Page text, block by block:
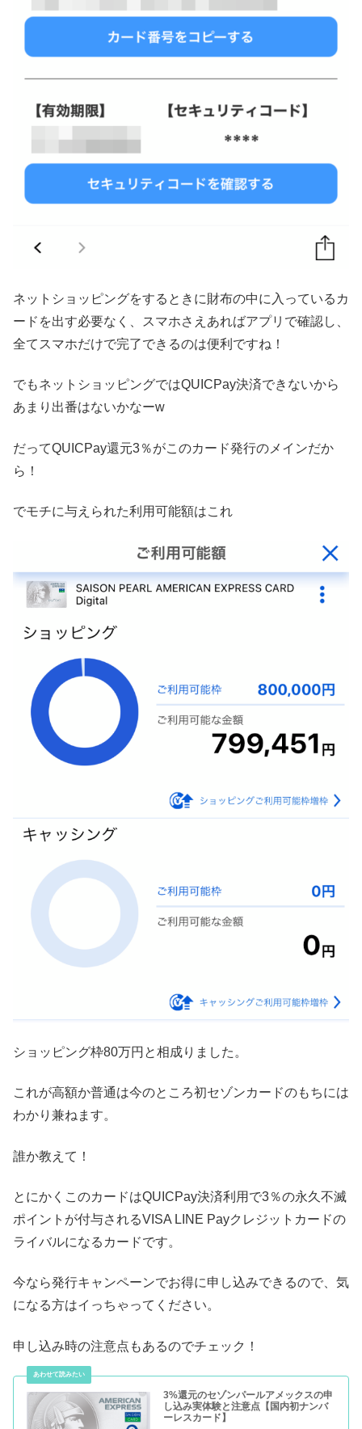
ネットショッピングをするときに財布の中に入っているカ
ードを出す必要なく、スマホさえあればアプリで確認し、
全てスマホだけで完了できるのは便利ですね！
でもネットショッピングではQUICPay決済できないから
あまり出番はないかなーw
だってQUICPay還元3％がこのカード発行のメインだか
ら！
でモチに与えられた利用可能額はこれ
ショッピング枠80万円と相成りました。
これが高額か普通は今のところ初セゾンカードのもちには
わかり兼ねます。
誰か教えて！
とにかくこのカードはQUICPay決済利用で3％の永久不滅
ポイントが付与されるVISA LINE Payクレジットカードの
ライバルになるカードです。
今なら発行キャンペーンでお得に申し込みできるので、気
になる方はイっちゃってください。
申し込み時の注意点もあるのでチェック！
3%還元のセゾンパールアメックスの申
し込み実体験と注意点【国内初ナンバ
ーレスカード】